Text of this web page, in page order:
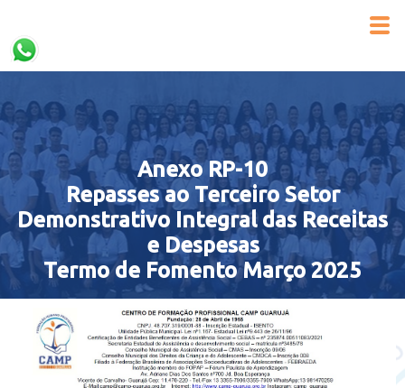
Anexo RP-10
Repasses ao Terceiro Setor
Demonstrativo Integral das Receitas
e Despesas
Termo de Fomento Março 2025